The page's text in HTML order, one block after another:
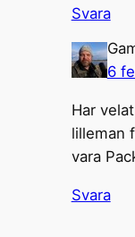
Svara
6
Har
lilleman
vara
Svara